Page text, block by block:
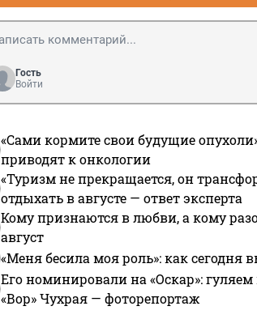
Гость
Войти
«Сами кормите свои будущие
приводят к онкологии
«Туризм не прекращается, он
отдыхать в августе — ответ эксперта
Кому признаются в любви, а кому
август
«Меня бесила моя роль»: как
Его номинировали на «Оскар»:
«Вор» Чухрая — фоторепортаж